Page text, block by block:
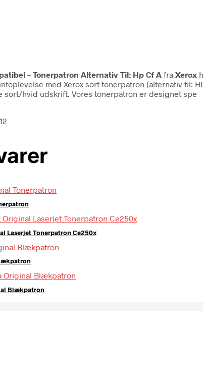
– Tonerpatron Alternativ Til: Hp Cf A fra Xerox
med Xerox sort tonerpatron (alternativ til:
sort/hvid udskrift. Vores tonerpatron er designet spe
Laserjet Tonerpatron Ce250x
Blækpatron